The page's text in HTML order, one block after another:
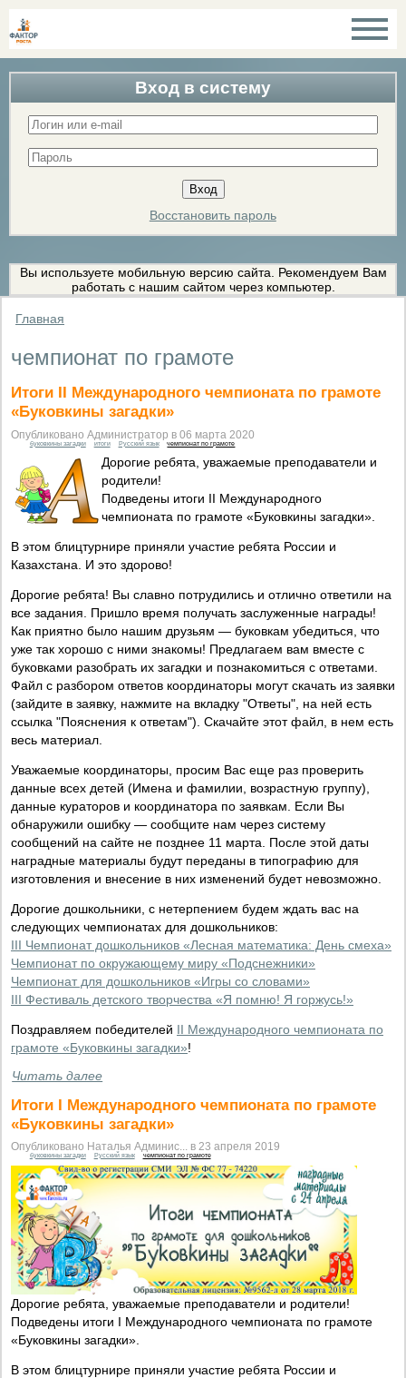
Вход в систему
Восстановить пароль
Вы используете мобильную версию сайта. Рекомендуем Вам
работать с нашим сайтом через компьютер.
Главная
чемпионат по грамоте
Итоги II Международного чемпионата по грамоте
«Буковкины загадки»
Опубликовано Администратор в 06 марта 2020
буковкины загадки итоги Русский язык чемпионат по грамоте
Дорогие ребята, уважаемые преподаватели и
родители!
Подведены итоги II Международного
чемпионата по грамоте «Буковкины загадки».
В этом блицтурнире приняли участие ребята России и
Казахстана. И это здорово!
Дорогие ребята! Вы славно потрудились и отлично ответили на
все задания. Пришло время получать заслуженные награды!
Как приятно было нашим друзьям — буковкам убедиться, что
уже так хорошо с ними знакомы! Предлагаем вам вместе с
буковками разобрать их загадки и познакомиться с ответами.
Файл с разбором ответов координаторы могут скачать из заявки
(зайдите в заявку, нажмите на вкладку "Ответы", на ней есть
ссылка "Пояснения к ответам"). Скачайте этот файл, в нем есть
весь материал.
Уважаемые координаторы, просим Вас еще раз проверить
данные всех детей (Имена и фамилии, возрастную группу),
данные кураторов и координатора по заявкам. Если Вы
обнаружили ошибку — сообщите нам через систему
сообщений на сайте не позднее 11 марта. После этой даты
наградные материалы будут переданы в типографию для
изготовления и внесение в них изменений будет невозможно.
Дорогие дошкольники, с нетерпением будем ждать вас на
следующих чемпионатах для дошкольников:
III Чемпионат дошкольников «Лесная математика: День смеха»
Чемпионат по окружающему миру «Подснежники»
Чемпионат для дошкольников «Игры со словами»
III Фестиваль детского творчества «Я помню! Я горжусь!»
Поздравляем победителей II Международного чемпионата по
грамоте «Буковкины загадки»!
Читать далее
Итоги I Международного чемпионата по грамоте
«Буковкины загадки»
Опубликовано Наталья Админис... в 23 апреля 2019
буковкины загадки Русский язык чемпионат по грамоте
Дорогие ребята, уважаемые преподаватели и родители!
Подведены итоги I Международного чемпионата по грамоте
«Буковкины загадки».
В этом блицтурнире приняли участие ребята России и